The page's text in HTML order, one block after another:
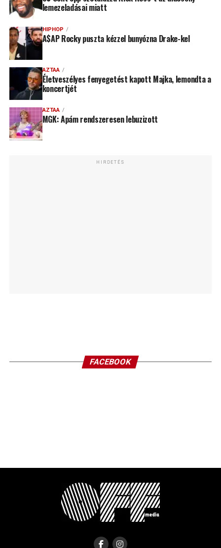
lemezeladásai miatt
HIPHOP
A$AP Rocky puszta kézzel bunyózna Drake-kel
AZTAA
Életveszélyes fenyegetést kapott Majka, lemondta a
koncertjét
AZTAA
MGK: Apám rendszeresen lebuzizott
HIRDETÉS
FACEBOOK